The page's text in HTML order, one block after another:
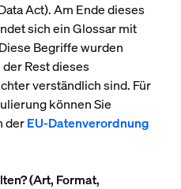
Act). Am Ende dieses
sich ein Glossar mit
Begriffe wurden
Rest dieses
verständlich sind. Für
können Sie
derEU-Datenverordnung
(Art, Format,